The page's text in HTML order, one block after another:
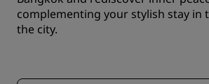
complementing your stylish stay in
the city.